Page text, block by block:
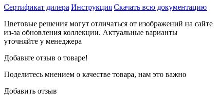
Сертификат дилера Инструкция Скачать всю документацию
Цветовые решения могут отличаться от изображений на сайте
из-за обновления коллекции. Актуальные варианты
уточняйте у менеджера
Добавьте отзыв о товаре!
Поделитесь мнением о качестве товара, нам это важно
Добавить отзыв